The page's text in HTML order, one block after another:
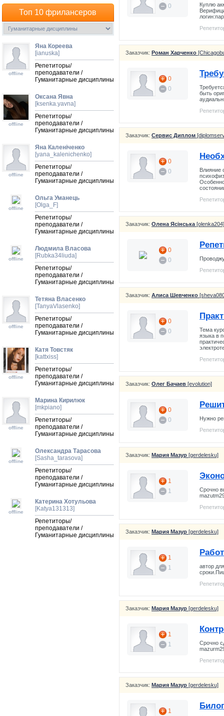
Топ 10 фрилансеров
offline
Яна Кореева
[ianuska]
Репетиторы/
преподаватели /
Гуманитарные дисциплины
offline
Оксана Явна
[ksenka.yavna]
Репетиторы/
преподаватели /
Гуманитарные дисциплины
offline
Яна Каленіченко
[yana_kalenichenko]
Репетиторы/
преподаватели /
Гуманитарные дисциплины
offline
Ольга Уманець
[Olga_F]
Репетиторы/
преподаватели /
Гуманитарные дисциплины
offline
Людмила Власова
[Rubka34liuda]
Репетиторы/
преподаватели /
Гуманитарные дисциплины
offline
Тетяна Власенко
[TanyaVlasenko]
Репетиторы/
преподаватели /
Гуманитарные дисциплины
offline
Катя Товстяк
[kattxiss]
Репетиторы/
преподаватели /
Гуманитарные дисциплины
offline
Марина Кирилюк
[mkpiano]
Репетиторы/
преподаватели /
Гуманитарные дисциплины
offline
Олександра Тарасова
[Sasha_tarasova]
Репетиторы/
преподаватели /
Гуманитарные дисциплины
offline
Катерина Хотульова
[Katya131313]
Репетиторы/
преподаватели /
Гуманитарные дисциплины
0
Куплю
Заказчик: Роман Харченко
0
0
быть
Заказчик: Сервис Диплом
0
0
Влияние
Заказчик: Олена Ясінська [olenka204]
0
0
Проводжу
Заказчик: Алиса Шевченко
0
0
Тема
языка в
Заказчик: Олег Бачаев [evolution]
0
0
Нужно
Заказчик: Мария Мазур [gerdelesku]
1
1
Срочно
Заказчик: Мария Мазур [gerdelesku]
1
1
автор
Заказчик: Мария Мазур [gerdelesku]
1
1
Срочно
Заказчик: Мария Мазур [gerdelesku]
1